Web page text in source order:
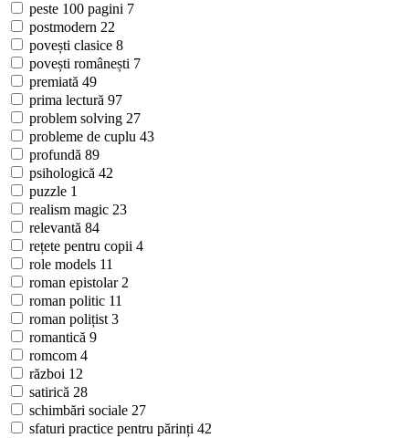
peste 100 pagini 7
postmodern 22
povești clasice 8
povești românești 7
premiată 49
prima lectură 97
problem solving 27
probleme de cuplu 43
profundă 89
psihologică 42
puzzle 1
realism magic 23
relevantă 84
rețete pentru copii 4
role models 11
roman epistolar 2
roman politic 11
roman polițist 3
romantică 9
romcom 4
război 12
satirică 28
schimbări sociale 27
sfaturi practice pentru părinți 42